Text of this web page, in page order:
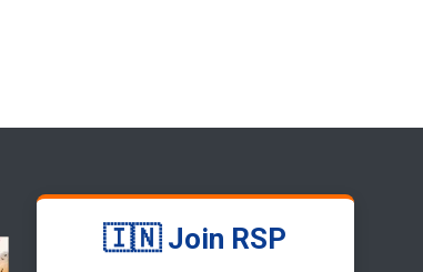
🇮🇳 Join RSP